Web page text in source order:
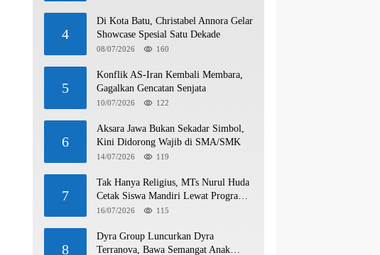
4
Di Kota Batu, Christabel Annora Gelar
Showcase Spesial Satu Dekade
08/07/2026 160
5
Konflik AS-Iran Kembali Membara,
Gagalkan Gencatan Senjata
10/07/2026 122
6
Aksara Jawa Bukan Sekadar Simbol,
Kini Didorong Wajib di SMA/SMK
14/07/2026 119
7
Tak Hanya Religius, MTs Nurul Huda
Cetak Siswa Mandiri Lewat Program
Wirausaha
16/07/2026 115
8
Dyra Group Luncurkan Dyra
Terranova, Bawa Semangat Anak